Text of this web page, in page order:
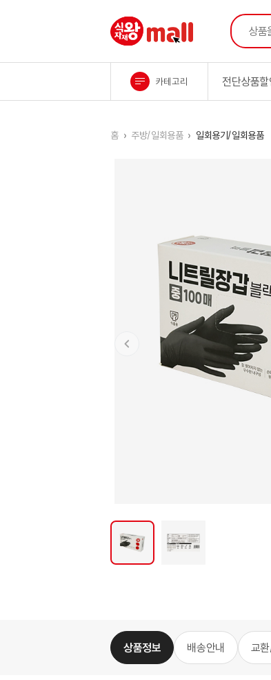
식자재왕M1all상품을 검
카테고리 전단상품
홈 주방/일회용품 일회용기/일회용품
상품정보 배송안내 교